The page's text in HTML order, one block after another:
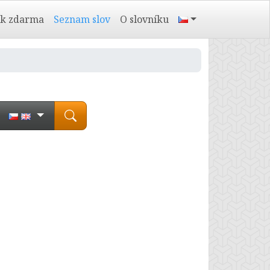
zdarma Seznam slov O slovníku